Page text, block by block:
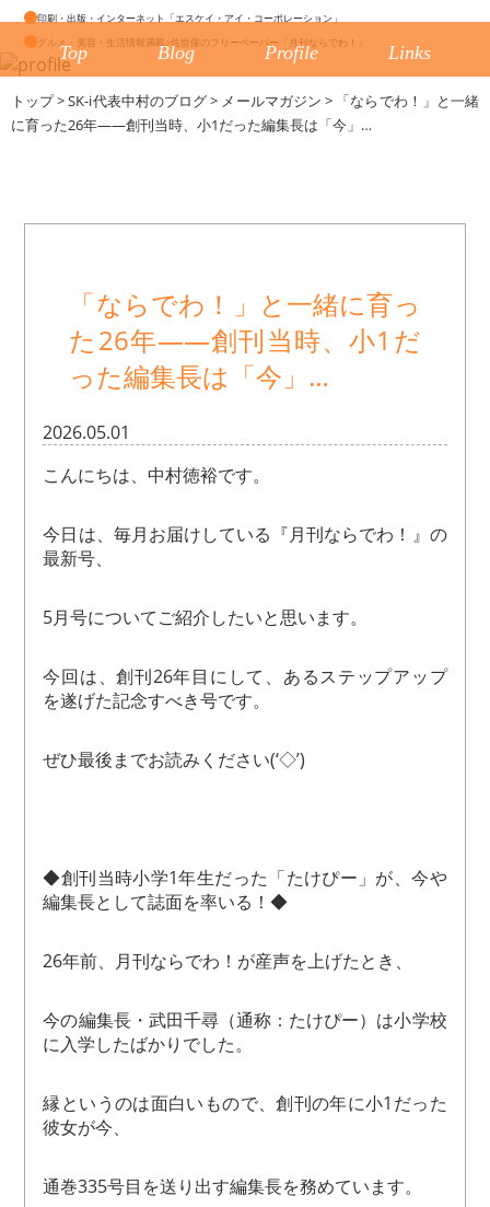
印刷・出版・インターネット「エスケイ・アイ・コーポレーション」
グルメ・美容・生活情報満載♪佐世保のフリーペーパー「月刊ならでわ！」
Top Blog Profile Links
トップ>SK-i代表中村のブログ> メールマガジン > 「ならでわ！」と一緒
に育った26年——創刊当時、小1だった編集長は「今」…
「ならでわ！」と一緒に育っ
た26年——創刊当時、小1だ
った編集長は「今」…
2026.05.01
こんにちは、中村徳裕です。
今日は、毎月お届けしている『月刊ならでわ！』の
最新号、
5月号についてご紹介したいと思います。
今回は、創刊26年目にして、あるステップアップ
を遂げた記念すべき号です。
ぜひ最後までお読みください(‘◇’)ゞ
◆創刊当時小学1年生だった「たけぴー」が、今や
編集長として誌面を率いる！◆
26年前、月刊ならでわ！が産声を上げたとき、
今の編集長・武田千尋（通称：たけぴー）は小学校
に入学したばかりでした。
縁というのは面白いもので、創刊の年に小1だった
彼女が今、
通巻335号目を送り出す編集長を務めています。